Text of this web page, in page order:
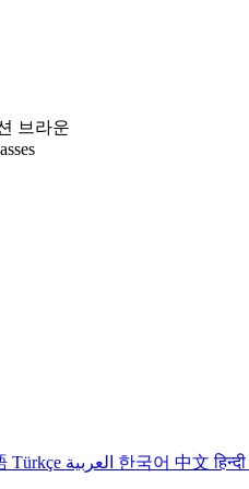
브라운
Türkçe 한국어 中文हिन्दी